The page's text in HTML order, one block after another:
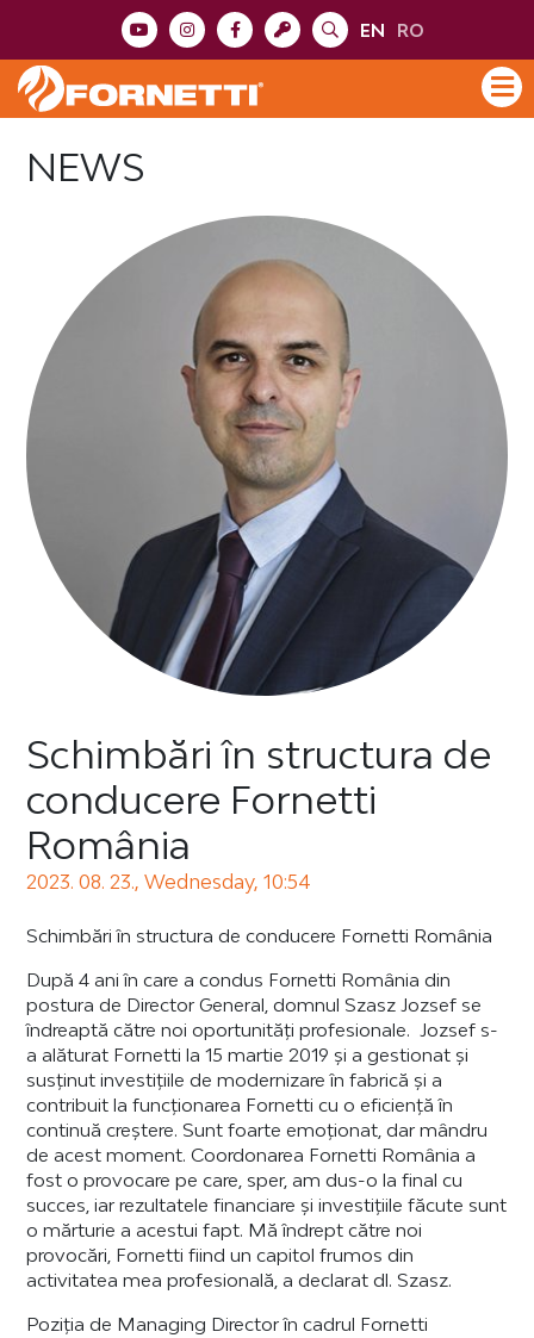
EN RO
NEWS
Schimbări în structura de
conducere Fornetti
România
2023. 08. 23., Wednesday, 10:54
Schimbări în structura de conducere Fornetti România
După 4 ani în care a condus Fornetti România din
postura de Director General, domnul Szasz Jozsef se
îndreaptă către noi oportunități profesionale. Jozsef s-
a alăturat Fornetti la 15 martie 2019 și a gestionat și
susținut investițiile de modernizare în fabrică și a
contribuit la funcționarea Fornetti cu o eficiență în
continuă creștere. Sunt foarte emoționat, dar mândru
de acest moment. Coordonarea Fornetti România a
fost o provocare pe care, sper, am dus-o la final cu
succes, iar rezultatele financiare și investițiile făcute sunt
o mărturie a acestui fapt. Mă îndrept către noi
provocări, Fornetti fiind un capitol frumos din
activitatea mea profesională, a declarat dl. Szasz.
Poziția de Managing Director în cadrul Fornetti